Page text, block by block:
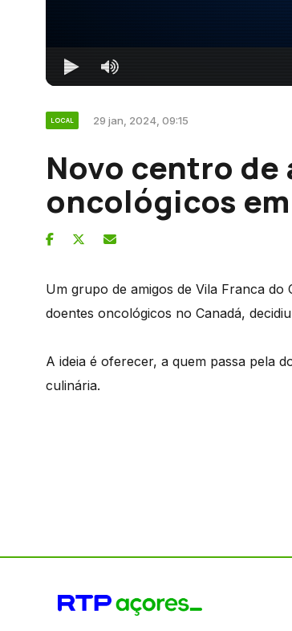
LOCAL 29 jan, 2024, 09:15
Novo centro
oncológicos
Um grupo de amigos de Vila Franca
doentes oncológicos no Canadá,
A ideia é oferecer, a quem passa pela
culinária.